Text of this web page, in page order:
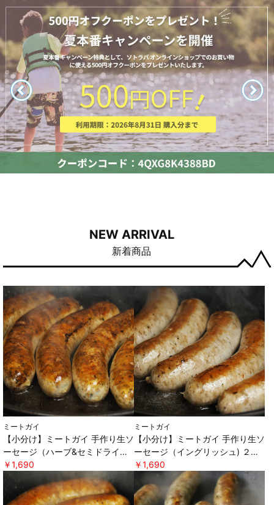
NEW ARRIVAL
新着商品
ミートガイ
【小分け】ミートガイ 手作り生ソ
ーセージ（ハーブ&セミドライト
マト) ２本パック×２セット ＊軽
減税率対象 [ミートガイ]
￥1,690
ミートガイ
【小分け】ミートガイ 手作り生ソ
ーセージ（イングリッシュ) ２本
パック×２セット ＊軽減税率対
象 [ミートガイ]
￥1,690